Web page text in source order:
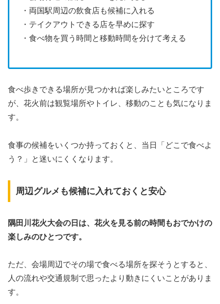
・両国駅周辺の飲食店も候補に入れる
・テイクアウトできる店を早めに探す
・食べ物を買う時間と移動時間を分けて考える
食べ歩きできる場所が見つかれば楽しみたいところです
が、花火前は観覧場所やトイレ、移動のことも気になりま
す。
食事の候補をいくつか持っておくと、当日「どこで食べよ
う？」と迷いにくくなります。
周辺グルメも候補に入れておくと安心
隅田川花火大会の日は、花火を見る前の時間もおでかけの
楽しみのひとつです。
ただ、会場周辺でその場で食べる場所を探そうとすると、
人の流れや交通規制で思ったより動きにくいことがありま
す。